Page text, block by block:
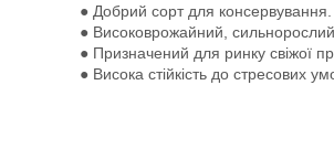
● Добрий сорт для консервування.
● Високоврожайний, сильнорослий
● Призначений для ринку свіжої
● Висока стійкість до стресових